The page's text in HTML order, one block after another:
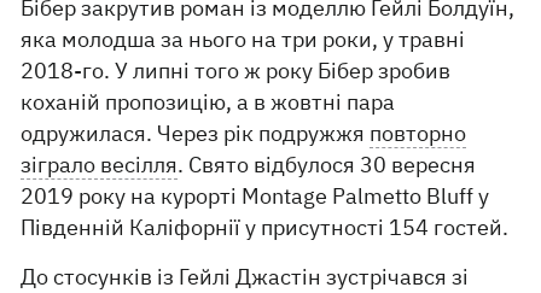
Бібер закрутив роман із моделлю Гейлі Болдуїн,
яка молодша за нього на три роки, у травні
2018-го. У липні того ж року Бібер зробив
коханій пропозицію, а в жовтні пара
одружилася. Через рік подружжя повторно
зіграло весілля. Свято відбулося 30 вересня
2019 року на курорті Montage Palmetto Bluff у
Південній Каліфорнії у присутності 154 гостей.
До стосунків із Гейлі Джастін зустрічався зі